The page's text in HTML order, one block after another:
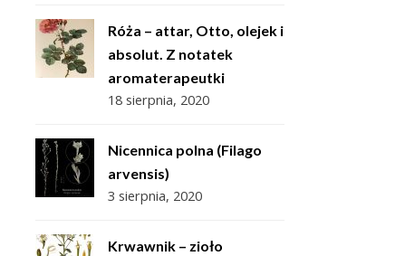
Róża – attar, Otto, olejek i
absolut. Z notatek
aromaterapeutki
18 sierpnia, 2020
Nicennica polna (Filago
arvensis)
3 sierpnia, 2020
Krwawnik – zioło